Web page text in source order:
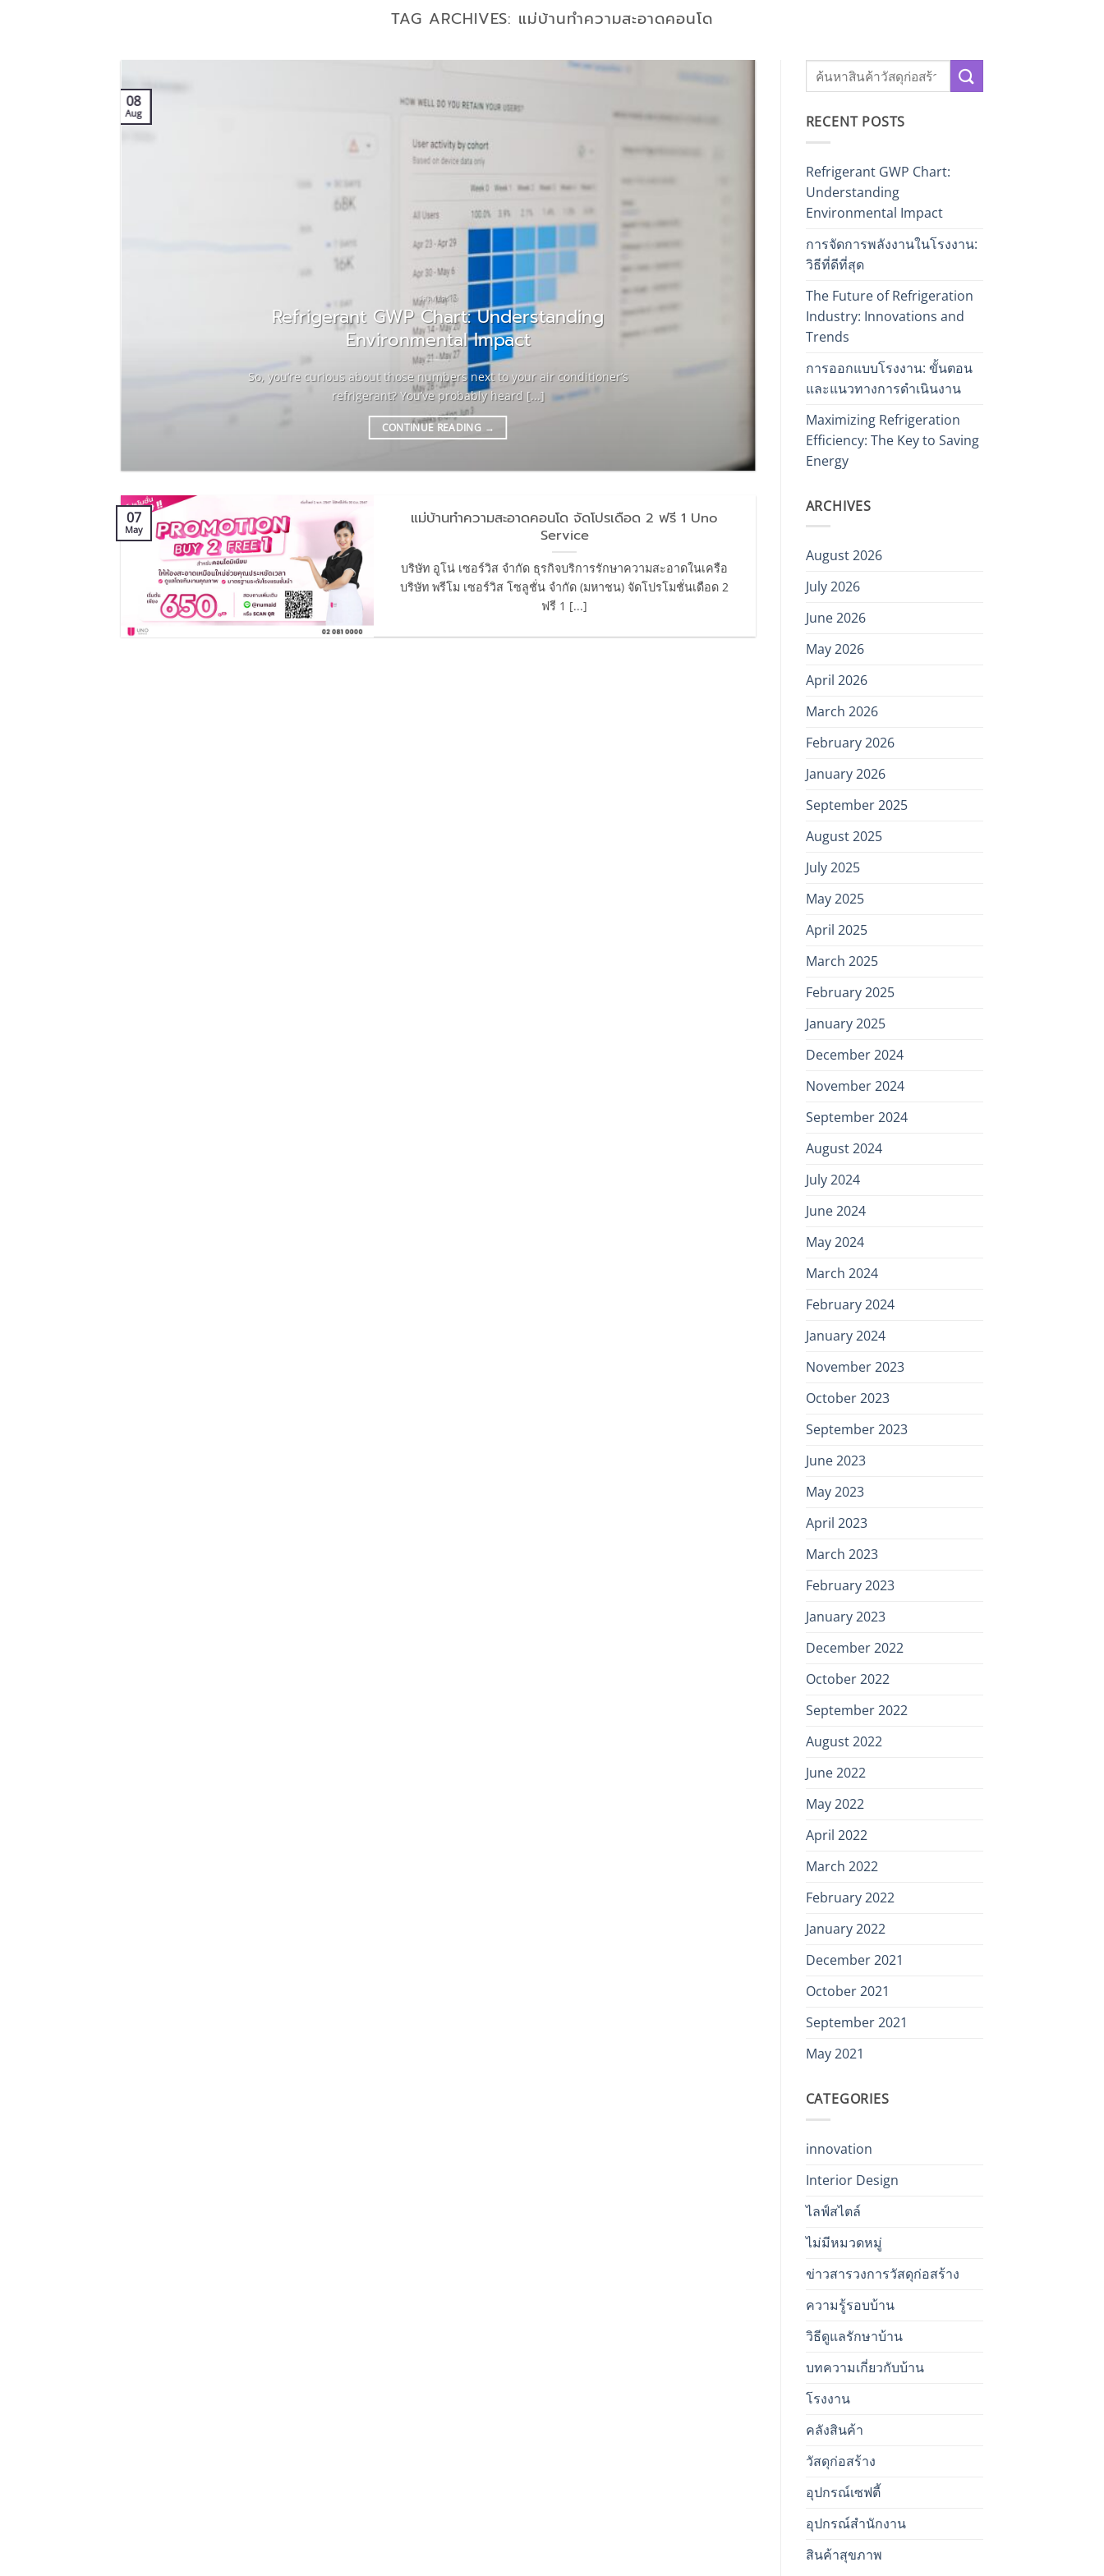
TAG ARCHIVES: แม่บ้านทำความสะอาดคอนโด
วัสดุก่อสร้าง
Refrigerant GWP Chart: Understanding
Environmental Impact
So, you’re curious about those numbers next to your air conditioner’s
refrigerant? You’ve probably heard [...]
CONTINUE READING →
08
Aug
แม่บ้านทำความสะอาดคอนโด จัดโปรเดือด 2 ฟรี 1 Uno
Service
บริษัท อูโน่ เซอร์วิส จำกัด ธุรกิจบริการรักษาความสะอาดในเครือ
บริษัท พรีโม เซอร์วิส โซลูชั่น จำกัด (มหาชน) จัดโปรโมชั่นเดือด 2
ฟรี 1 [...]
07
May
RECENT POSTS
Refrigerant GWP Chart:
Understanding
Environmental Impact
การจัดการพลังงานในโรงงาน:
วิธีที่ดีที่สุด
The Future of Refrigeration
Industry: Innovations and
Trends
การออกแบบโรงงาน: ขั้นตอน
และแนวทางการดำเนินงาน
Maximizing Refrigeration
Efficiency: The Key to Saving
Energy
ARCHIVES
August 2026
July 2026
June 2026
May 2026
April 2026
March 2026
February 2026
January 2026
September 2025
August 2025
July 2025
May 2025
April 2025
March 2025
February 2025
January 2025
December 2024
November 2024
September 2024
August 2024
July 2024
June 2024
May 2024
March 2024
February 2024
January 2024
November 2023
October 2023
September 2023
June 2023
May 2023
April 2023
March 2023
February 2023
January 2023
December 2022
October 2022
September 2022
August 2022
June 2022
May 2022
April 2022
March 2022
February 2022
January 2022
December 2021
October 2021
September 2021
May 2021
CATEGORIES
innovation
Interior Design
ไลฟ์สไตล์
ไม่มีหมวดหมู่
ข่าวสารวงการวัสดุก่อสร้าง
ความรู้รอบบ้าน
วิธีดูแลรักษาบ้าน
บทความเกี่ยวกับบ้าน
โรงงาน
คลังสินค้า
วัสดุก่อสร้าง
อุปกรณ์เซฟตี้
อุปกรณ์สำนักงาน
สินค้าสุขภาพ